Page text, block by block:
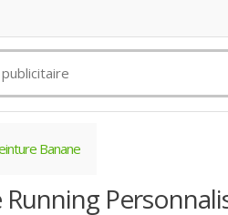
Banane